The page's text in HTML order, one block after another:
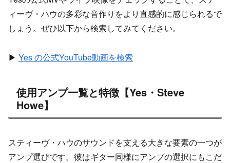
ィーヴ・ハウの多彩な音作りをより直感的に感じられるで
しょう。ぜひ以下から検索してみてください。
▶ Yes の公式YouTube動画を検索
使用アンプ一覧と特徴【Yes・Steve
Howe】
スティーヴ・ハウのサウンドを支える大きな要素の一つが
アンプ選びです。彼はギター同様にアンプの選択にもこだ